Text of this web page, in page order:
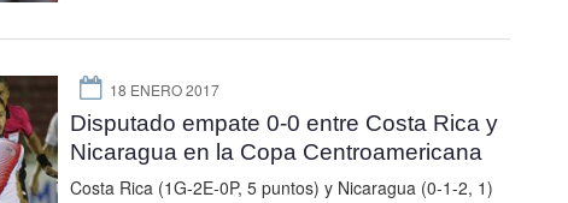
18 ENERO 2017
Disputado empate 0-0 entre Costa Rica y
Nicaragua en la Copa Centroamericana
Costa Rica (1G-2E-0P, 5 puntos) y Nicaragua (0-1-2, 1)